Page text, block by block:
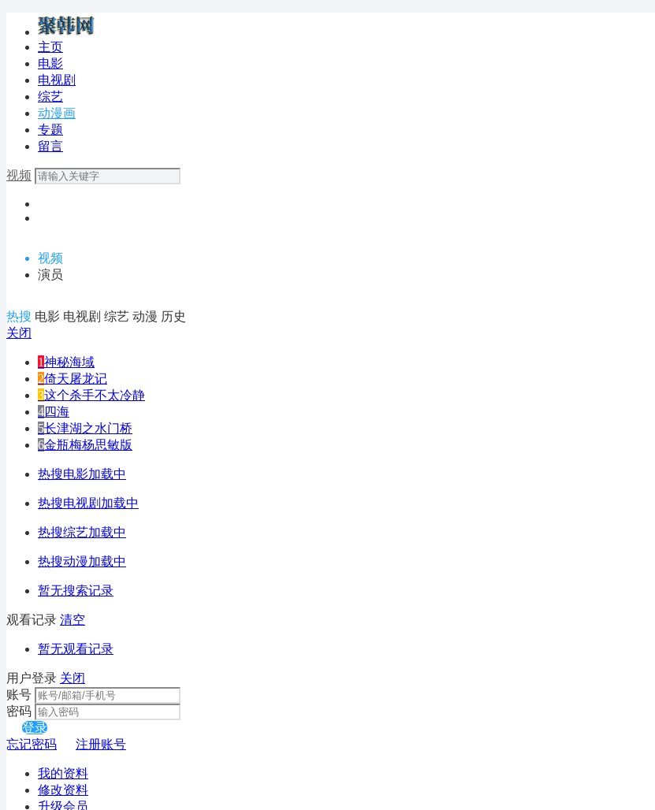
主页
电影
电视剧
综艺
动漫画
专题
留言
视频
视频
演员
热搜 电影 电视剧 综艺 动漫 历史
关闭
1神秘海域
2倚天屠龙记
3这个杀手不太冷静
4四海
5长津湖之水门桥
6金瓶梅杨思敏版
热搜电影加载中
热搜电视剧加载中
热搜综艺加载中
热搜动漫加载中
暂无搜索记录
观看记录 清空
暂无观看记录
用户登录 关闭
账号
密码
登录
忘记密码
注册账号
我的资料
修改资料
升级会员